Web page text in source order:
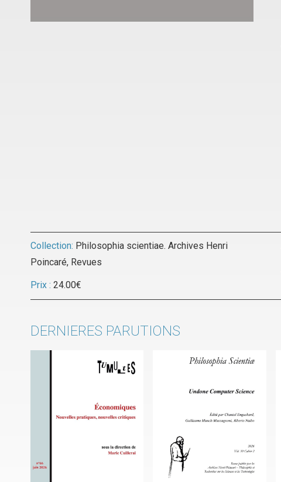
Collection: Philosophia scientiae. Archives Henri
Poincaré, Revues
Prix : 24.00€
DERNIERES PARUTIONS